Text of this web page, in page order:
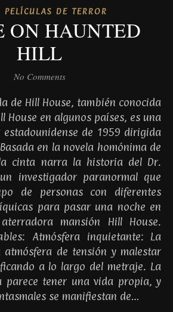
PELÍCULAS DE TERROR
ON HAUNTED
HILL
No Comments
House en algunos países, es una
de 1959 dirigida
en la novela homónima de
la cinta narra la historia del Dr.
investigador paranormal que
de personas con diferentes
para pasar una noche en
mansión Hill House.
Atmósfera inquietante: La
atmósfera de tensión y malestar
a lo largo del metraje. La
parece tener una vida propia, y
se manifiestan de…